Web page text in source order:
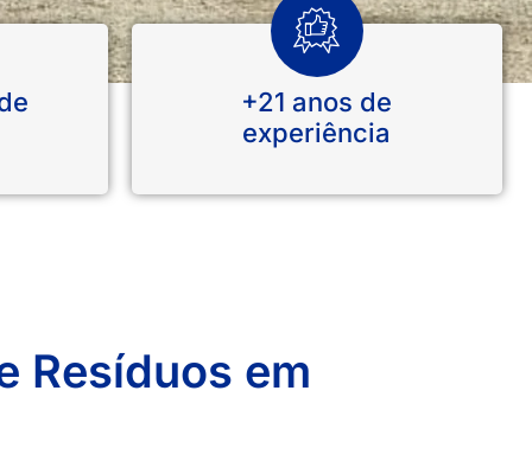
+21 anos de
experiência
Resíduos em